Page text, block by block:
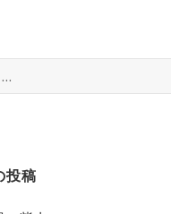
投稿